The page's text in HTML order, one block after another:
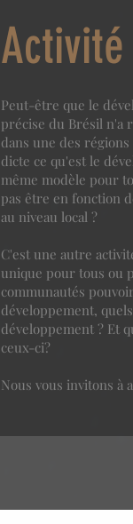
Activité
Peut-être que le
précise du Brésil n'a
dans une des
dicte ce qu'est le
même modèle pour
pas être en fonction
au niveau local ?
C'est une autre
unique pour tous ou
communautés
développement,
développement ? Et
ceux-ci?
Nous vous invitons à